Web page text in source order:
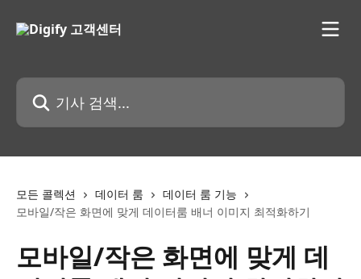
기사 검색...
모든 콜렉션 데이터 룸
데이터 룸 기능
모바일/작은 화면에 맞게 데이터룸 배너 이미지 최적화하기
모바일/작은 화면에 맞게 데